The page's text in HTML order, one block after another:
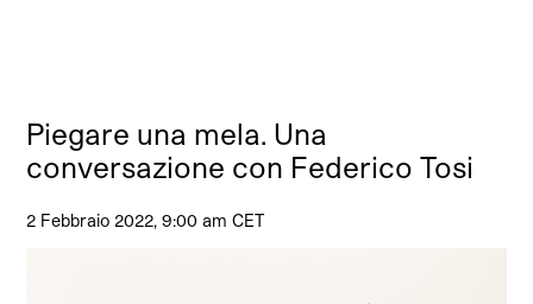
Piegare una mela. Una
conversazione con Federico Tosi
2 Febbraio 2022, 9:00 am CET